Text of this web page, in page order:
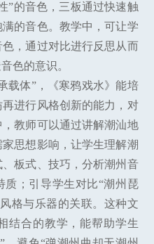
”的音色，三板通过快速触
的音色。教学中，可让学
，通过对比进行反思从而
色的意识。
载体”，《寒鸦戏水》能培
进行风格创新的能力，对
教师可以通过讲解潮汕地
思想影响，让学生理解潮
板式、技巧，分析潮州音
质；引导学生对比“潮州琵
格与乐器的关联。这种文
结合的教学，能帮助学生